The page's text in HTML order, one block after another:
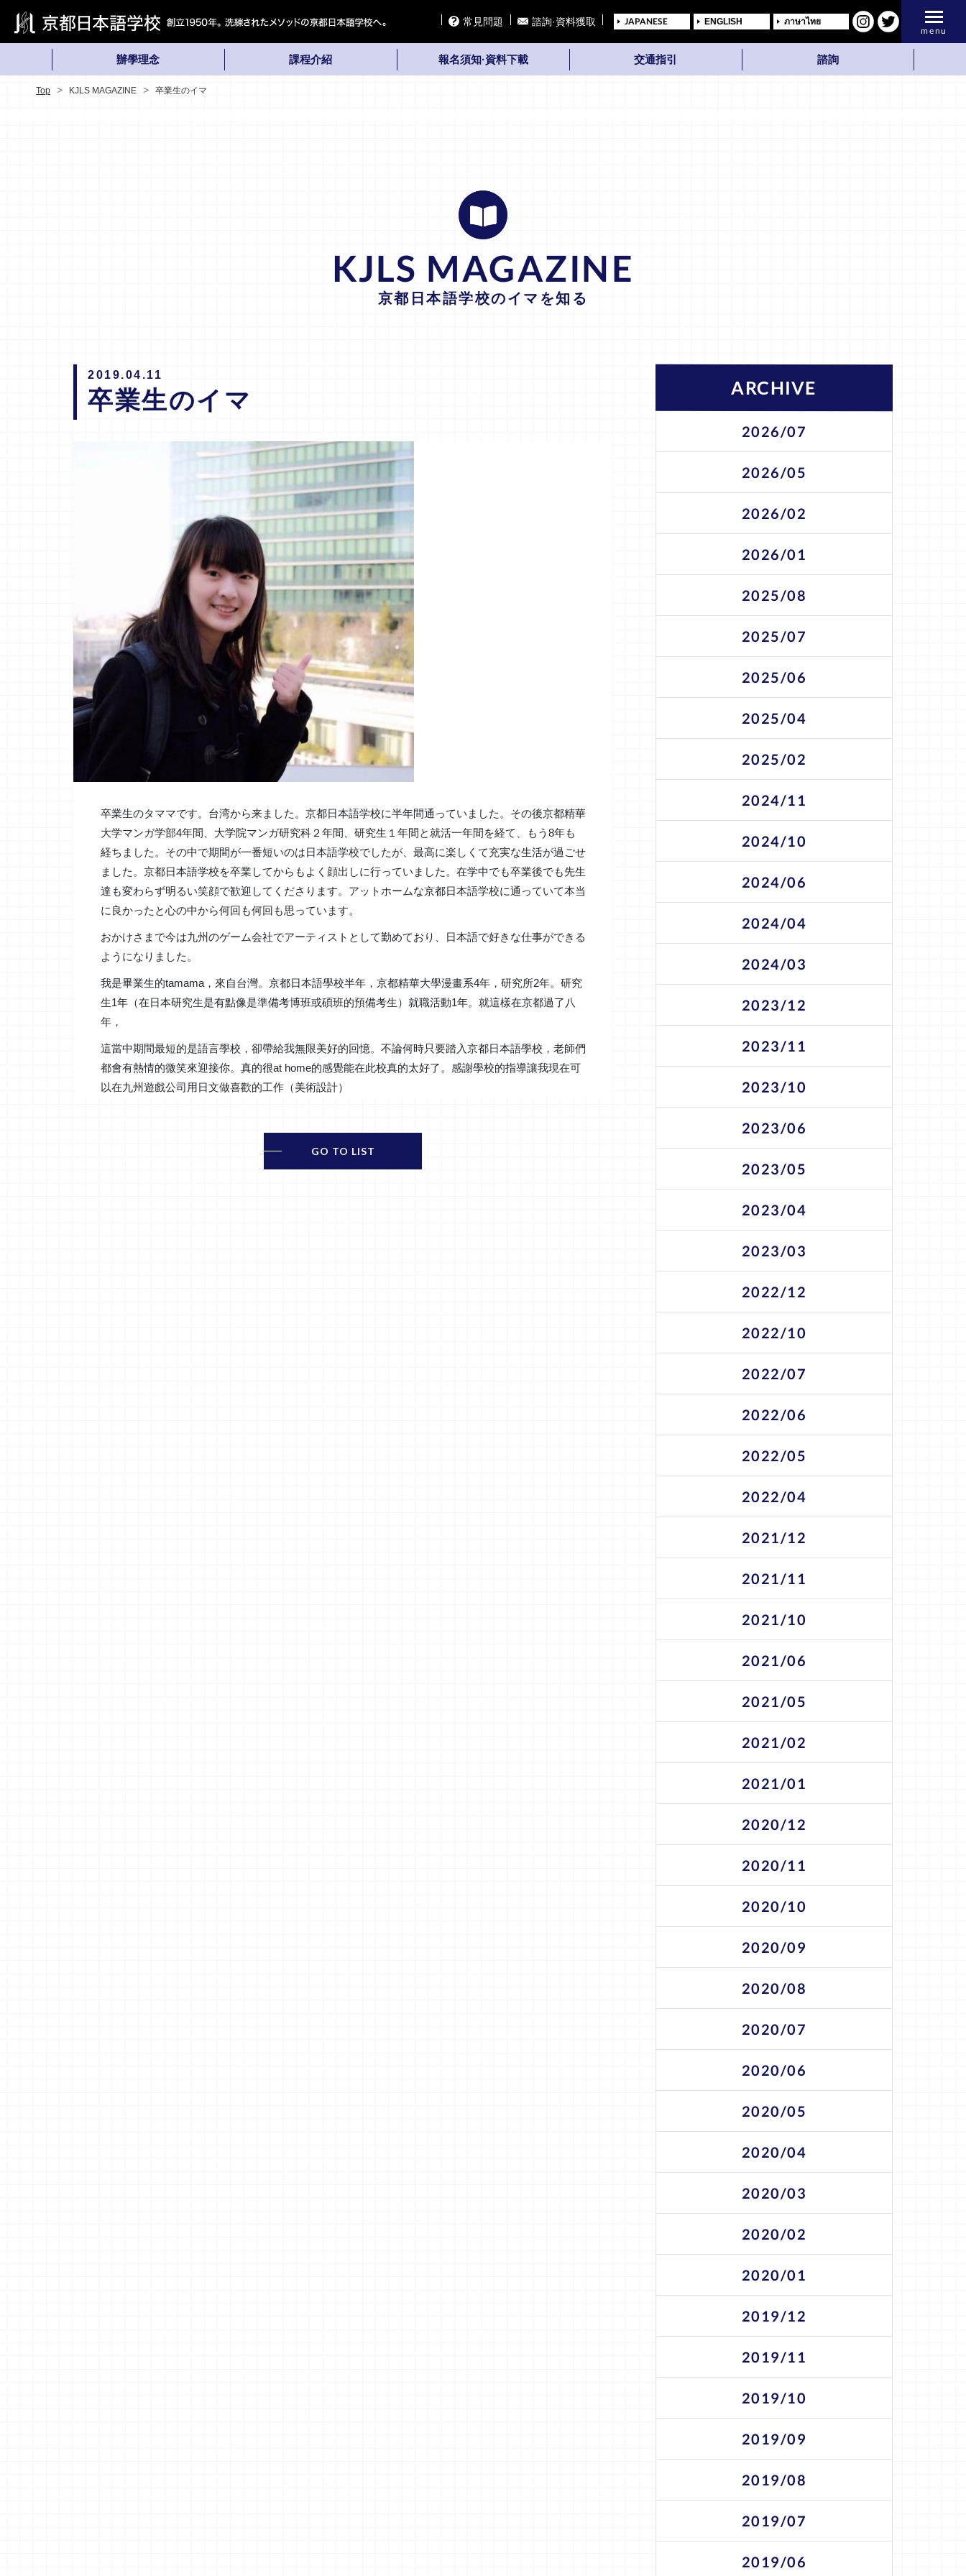
常見問題 諮詢·資料獲取 JAPANESE ENGLISH ภาษาไทย
menu
辦學理念 課程介紹 報名須知·資料下載 交通指引 諮詢
Top KJLS MAGAZINE 卒業生のイマ
KJLS MAGAZINE
京都日本語学校のイマを知る
2019.04.11
卒業生のイマ
卒業生のタママです。台湾から来ました。京都日本語学校に半年間通っていました。その後京都精華
大学マンガ学部4年間、大学院マンガ研究科２年間、研究生１年間と就活一年間を経て、もう8年も
経ちました。その中で期間が一番短いのは日本語学校でしたが、最高に楽しくて充実な生活が過ごせ
ました。京都日本語学校を卒業してからもよく顔出しに行っていました。在学中でも卒業後でも先生
達も変わらず明るい笑顔で歓迎してくださります。アットホームな京都日本語学校に通っていて本当
に良かったと心の中から何回も何回も思っています。
おかけさまで今は九州のゲーム会社でアーティストとして勤めており、日本語で好きな仕事ができる
ようになりました。
我是畢業生的tamama，來自台灣。京都日本語學校半年，京都精華大學漫畫系4年，研究所2年。研究
生1年（在日本研究生是有點像是準備考博班或碩班的預備考生）就職活動1年。就這樣在京都過了八
年，
這當中期間最短的是語言學校，卻帶給我無限美好的回憶。不論何時只要踏入京都日本語學校，老師們
都會有熱情的微笑來迎接你。真的很at home的感覺能在此校真的太好了。感謝學校的指導讓我現在可
以在九州遊戲公司用日文做喜歡的工作（美術設計）
GO TO LIST
ARCHIVE
2026/07
2026/05
2026/02
2026/01
2025/08
2025/07
2025/06
2025/04
2025/02
2024/11
2024/10
2024/06
2024/04
2024/03
2023/12
2023/11
2023/10
2023/06
2023/05
2023/04
2023/03
2022/12
2022/10
2022/07
2022/06
2022/05
2022/04
2021/12
2021/11
2021/10
2021/06
2021/05
2021/02
2021/01
2020/12
2020/11
2020/10
2020/09
2020/08
2020/07
2020/06
2020/05
2020/04
2020/03
2020/02
2020/01
2019/12
2019/11
2019/10
2019/09
2019/08
2019/07
2019/06